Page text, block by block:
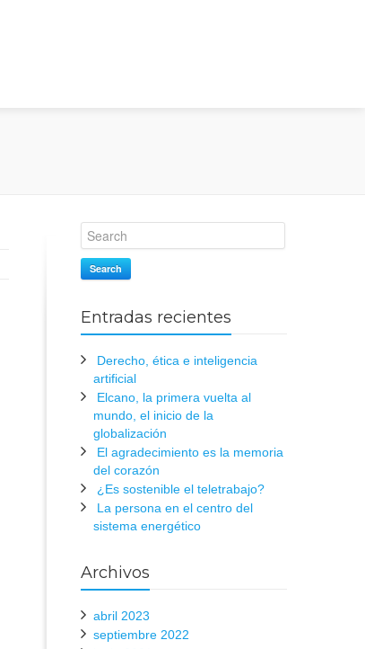
Search
Entradas recientes
Derecho, ética e inteligencia
artificial
Elcano, la primera vuelta al
mundo, el inicio de la
globalización
El agradecimiento es la memoria
del corazón
¿Es sostenible el teletrabajo?
La persona en el centro del
sistema energético
Archivos
abril 2023
septiembre 2022